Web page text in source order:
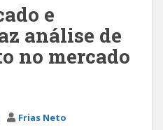
e
análise de
no mercado
Frias Neto